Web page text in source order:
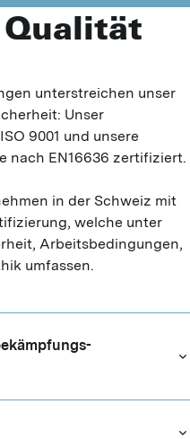
Qualität
unterstreichen unser
Unser
9001 und unsere
nach EN16636 zertifiziert.
in der Schweiz mit
welche unter
Arbeitsbedingungen,
umfassen.